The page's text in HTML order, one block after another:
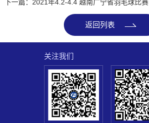
下一篇：2021年4.2-4.4 越南广宁省羽毛球比赛
返回列表
关注我们